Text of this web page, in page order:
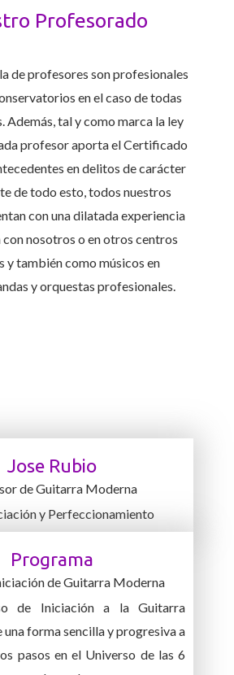
Profesorado
de profesores son profesionales
en el caso de todas
Además, tal y como marca la ley
profesor aporta el Certificado
en delitos de carácter
de todo esto, todos nuestros
con una dilatada experiencia
nosotros o en otros centros
y también como músicos en
y orquestas profesionales.
Jose Rubio
de Guitarra Moderna
y Perfeccionamiento
Programa
de Guitarra Moderna
de Iniciación a la Guitarra
una forma sencilla y progresiva a
pasos en el Universo de las 6